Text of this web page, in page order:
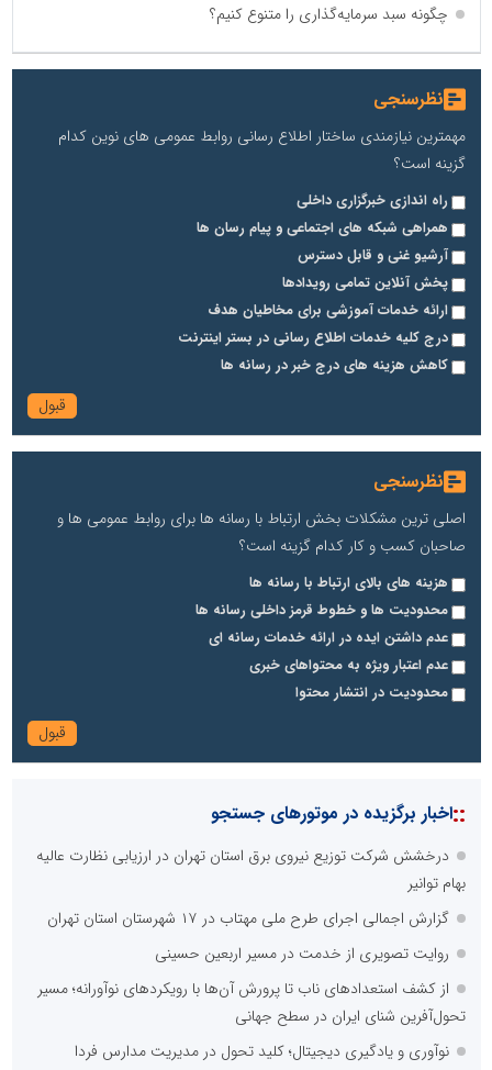
چگونه سبد سرمایه‌گذاری را متنوع کنیم؟
نظرسنجی
مهمترین نیازمندی ساختار اطلاع رسانی روابط عمومی های نوین کدام
گزینه است؟
راه اندازی خبرگزاری داخلی
همراهی شبکه های اجتماعی و پیام رسان ها
آرشیو غنی و قابل دسترس
پخش آنلاین تمامی رویدادها
ارائه خدمات آموزشی برای مخاطیان هدف
درج کلیه خدمات اطلاع رسانی در بستر اینترنت
کاهش هزینه های درج خبر در رسانه ها
نظرسنجی
اصلی ترین مشکلات بخش ارتباط با رسانه ها برای روابط عمومی ها و
صاحبان کسب و کار کدام گزینه است؟
هزینه های بالای ارتباط با رسانه ها
محدودیت ها و خطوط قرمز داخلی رسانه ها
عدم داشتن ایده در ارائه خدمات رسانه ای
عدم اعتبار ویژه به محتواهای خبری
محدودیت در انتشار محتوا
::اخبار برگزیده در موتورهای جستجو
درخشش شرکت توزیع نیروی برق استان تهران در ارزیابی نظارت عالیه
بهام توانیر
گزارش اجمالی اجرای طرح ملی مهتاب در ۱۷ شهرستان استان تهران
روایت تصویری از خدمت در مسیر اربعین حسینی
از کشف استعدادهای ناب تا پرورش آن‌ها با رویکردهای نوآورانه؛ مسیر
تحول‌آفرین شنای ایران در سطح جهانی
نوآوری و یادگیری دیجیتال؛ کلید تحول در مدیریت مدارس فردا